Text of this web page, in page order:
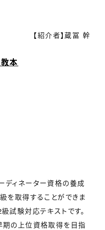
【紹介者】蔵冨 幹
本
ディネーター資格の養成
を取得することができま
試験対応テキストです。
期の上位資格取得を目指